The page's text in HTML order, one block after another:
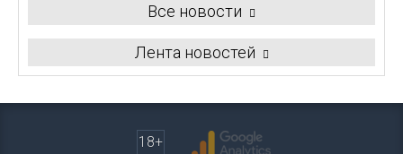
Все новости
Лента новостей
18+